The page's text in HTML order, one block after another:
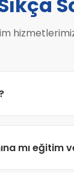
Hibrit
mı eğitim